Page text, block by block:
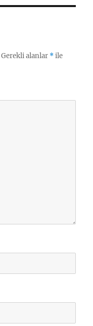
k.
m
Gerekli alanlar *ile